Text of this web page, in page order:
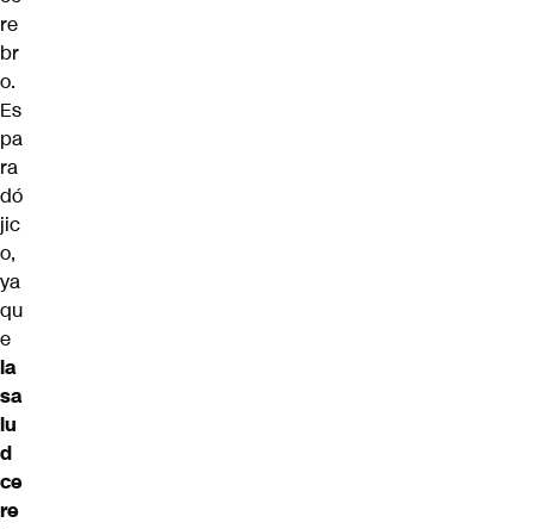
re
br
o.
Es
pa
ra
dó
jic
o,
ya
qu
e
la
sa
lu
d
ce
re